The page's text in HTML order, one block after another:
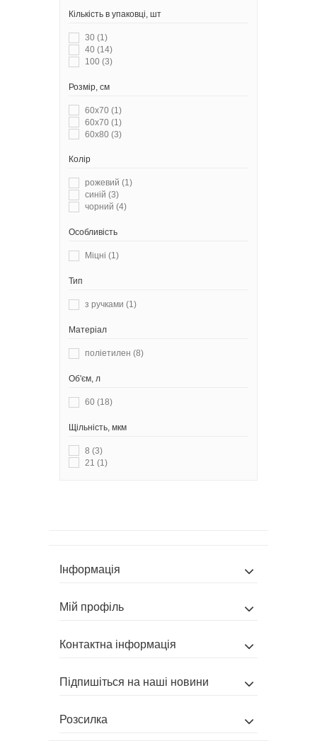
Кількість в упаковці, шт
30 (1)
40 (14)
100 (3)
Розмір, см
60x70 (1)
60х70 (1)
60х80 (3)
Колір
рожевий (1)
синій (3)
чорний (4)
Особливість
Міцні (1)
Тип
з ручками (1)
Матеріал
поліетилен (8)
Об'єм, л
60 (18)
Щільність, мкм
8 (3)
21 (1)
Інформація
Мій профіль
Контактна інформація
Підпишіться на наші новини
Розсилка